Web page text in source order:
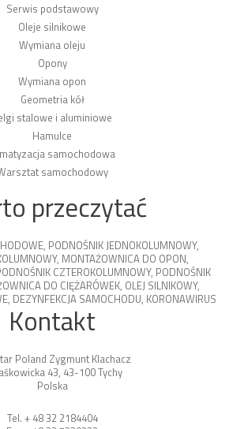
Serwis podstawowy
Oleje silnikowe
Wymiana oleju
Opony
Wymiana opon
Geometria kół
stalowe i aluminiowe
Hamulce
samochodowa
samochodowy
przeczytać
, PODNOŚNIK JEDNOKOLUMNOWY,
, MONTAŻOWNICA DO OPON,
CZTEROKOLUMNOWY, PODNOŚNIK
DO CIĘŻARÓWEK, OLEJ SILNIKOWY,
, DEZYNFEKCJA SAMOCHODU, KORONAWIRUS
Kontakt
Poland Zygmunt Klachacz
43, 43-100 Tychy
Polska
Tel. + 48 32 2184404